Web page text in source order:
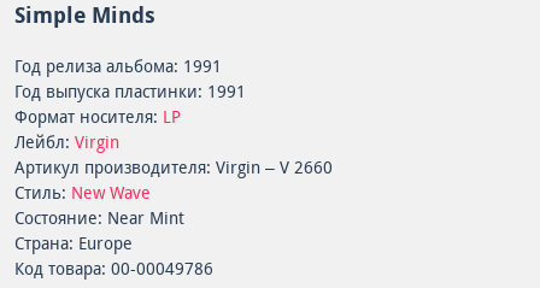
Simple Minds
Год релиза альбома: 1991
Год выпуска пластинки: 1991
Формат носителя: LP
Лейбл: Virgin
Артикул производителя: Virgin – V 2660
Стиль: New Wave
Состояние: Near Mint
Страна: Europe
Код товара: 00-00049786